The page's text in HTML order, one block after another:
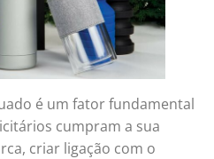
é um fator fundamental
cumpram a sua
criar ligação com o